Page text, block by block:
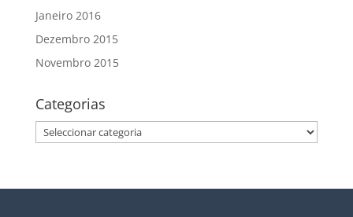
Janeiro 2016
Dezembro 2015
Novembro 2015
Categorias
Categorias